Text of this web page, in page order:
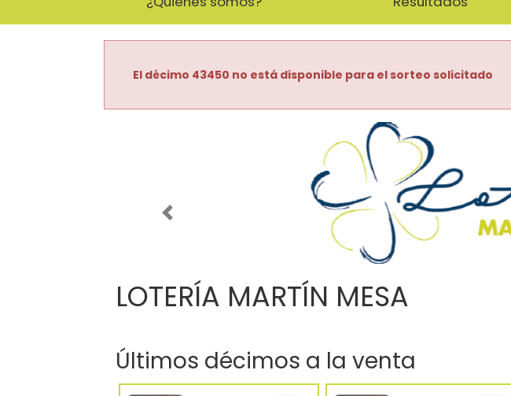
El décimo 43450 no está disponible para el sorteo solicitado
Imagen anterior
LOTERÍA MARTÍN MESA
Últimos décimos a la venta